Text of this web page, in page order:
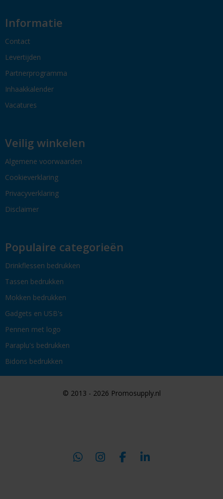
Informatie
Contact
Levertijden
Partnerprogramma
Inhaakkalender
Vacatures
Veilig winkelen
Algemene voorwaarden
Cookieverklaring
Privacyverklaring
Disclaimer
Populaire categorieën
Drinkflessen bedrukken
Tassen bedrukken
Mokken bedrukken
Gadgets en USB's
Pennen met logo
Paraplu's bedrukken
Bidons bedrukken
© 2013 - 2026 Promosupply.nl